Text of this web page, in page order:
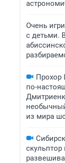
Очень
с детьми.
Прохор
по-
из мира